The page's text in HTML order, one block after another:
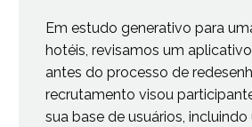
Em estudo generativo para
hotéis, revisamos um
antes do processo de
recrutamento visou
sua base de usuários, incluindo